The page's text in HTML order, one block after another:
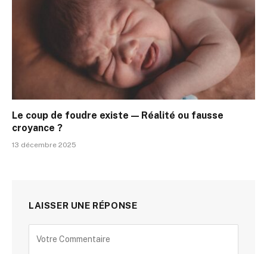
Le coup de foudre existe — Réalité ou fausse
croyance ?
13 décembre 2025
LAISSER UNE RÉPONSE